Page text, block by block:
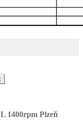
1400rpm Plzeň